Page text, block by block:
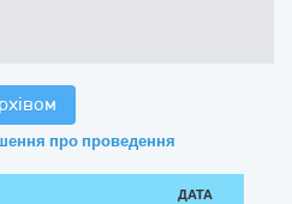
про проведення
ДАТА